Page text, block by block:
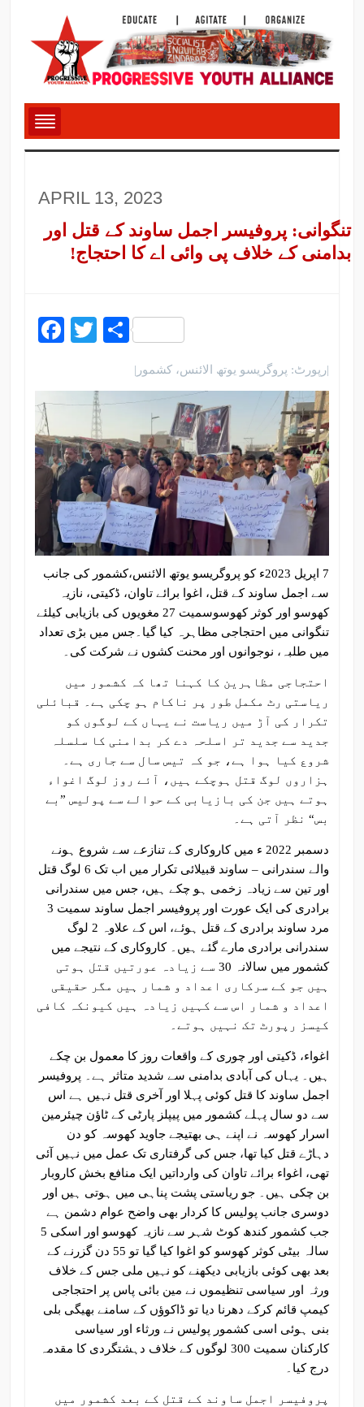
APRIL 13, 2023
تنگوانی: پروفیسر اجمل ساوند کے قتل اور
بدامنی کے خلاف پی وائی اے کا احتجاج!
Facebook
Twitter
Share
|رپورٹ: پروگریسو یوتھ الائنس، کشمور|
7 اپریل 2023ء کو پروگریسو یوتھ الائنس،کشمور کی جانب
سے اجمل ساوند کے قتل، اغوا برائے تاوان، ڈکیتی، نازیہ
کھوسو اور کوثر کھوسوسمیت 27 مغویوں کی بازیابی کیلئے
تنگوانی میں احتجاجی مظاہرہ کیا گیا۔جس میں بڑی تعداد
میں طلبہ، نوجوانوں اور محنت کشوں نے شرکت کی۔
احتجاجی مظاہرین کا کہنا تھا کہ کشمور میں
ریاستی رٹ مکمل طور پر ناکام ہو چکی ہے۔ قبائلی
تکرار کی آڑ میں ریاست نے یہاں کے لوگوں کو
جدید سے جدید تر اسلحہ دے کر بدامنی کا سلسلہ
شروع کیا ہوا ہے، جو کہ تیس سال سے جاری ہے۔
ہزاروں لوگ قتل ہوچکے ہیں، آئے روز لوگ اغواء
ہوتے ہیں جن کی بازیابی کے حوالے سے پولیس ”بے
بس“ نظر آتی ہے۔
دسمبر 2022 ء میں کاروکاری کے تنازعے سے شروع ہونے
والے سندرانی – ساوند قبیلائی تکرار میں اب تک 6 لوگ قتل
اور تین سے زیادہ زخمی ہو چکے ہیں، جس میں سندرانی
برادری کی ایک عورت اور پروفیسر اجمل ساوند سمیت 3
مرد ساوند برادری کے قتل ہوئے، اس کے علاوہ 2 لوگ
سندرانی برادری مارے گئے ہیں۔ کاروکاری کے نتیجے میں
کشمور میں سالانہ 30 سے زیادہ عورتیں قتل ہوتی
ہیں جو کے سرکاری اعداد و شمار ہیں مگر حقیقی
اعداد و شمار اس سے کہیں زیادہ ہیں کیونکہ کافی
کیسز رپورٹ تک نہیں ہوتے۔
اغواء، ڈکیتی اور چوری کے واقعات روز کا معمول بن چکے
ہیں۔ یہاں کی آبادی بدامنی سے شدید متاثر ہے۔ پروفیسر
اجمل ساوند کا قتل کوئی پہلا اور آخری قتل نہیں ہے اس
سے دو سال پہلے کشمور میں پیپلز پارٹی کے ٹاؤن چیئرمین
اسرار کھوسہ نے اپنے ہی بھتیجے جاوید کھوسہ کو دن
دہاڑے قتل کیا تھا، جس کی گرفتاری تک عمل میں نہیں آئی
تھی، اغواء برائے تاوان کی وارداتیں ایک منافع بخش کاروبار
بن چکی ہیں۔ جو ریاستی پشت پناہی میں ہوتی ہیں اور
دوسری جانب پولیس کا کردار بھی واضح عوام دشمن ہے
جب کشمور کندھ کوٹ شہر سے نازیہ کھوسو اور اسکی 5
سالہ بیٹی کوثر کھوسو کو اغوا کیا گیا تو 55 دن گزرنے کے
بعد بھی کوئی بازیابی دیکھنے کو نہیں ملی جس کے خلاف
ورثہ اور سیاسی تنظیموں نے مین بائی پاس پر احتجاجی
کیمپ قائم کرکے دھرنا دیا تو ڈاکوؤں کے سامنے بھیگی بلی
بنی ہوئی اسی کشمور پولیس نے ورثاء اور سیاسی
کارکنان سمیت 300 لوگوں کے خلاف دہشتگردی کا مقدمہ
درج کیا۔
پروفیسر اجمل ساوند کے قتل کے بعد کشمور میں